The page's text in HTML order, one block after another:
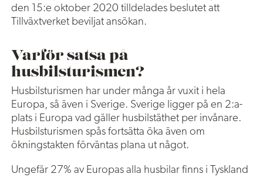
den 15:e oktober 2020 tilldelades beslutet att
Tillväxtverket beviljat ansökan.
Varför satsa på
husbilsturismen?
Husbilsturismen har under många år vuxit i hela
Europa, så även i Sverige. Sverige ligger på en 2:a-
plats i Europa vad gäller husbilstäthet per invånare.
Husbilsturismen spås fortsätta öka även om
ökningstakten förväntas plana ut något.
Ungefär 27% av Europas alla husbilar finns i Tyskland